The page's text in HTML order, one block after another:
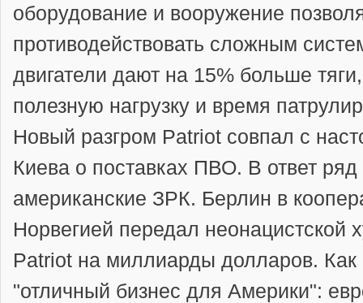
оборудование и вооружение
противодействовать сложным
двигатели дают на 15% больше
полезную нагрузку и время
Новый разгром Patriot совпал с
Киева о поставках ПВО. В ответ
американские ЗРК. Берлин в
Норвегией передал неонацистской
Patriot на миллиарды долларов. Как
"отличный бизнес для Америки":